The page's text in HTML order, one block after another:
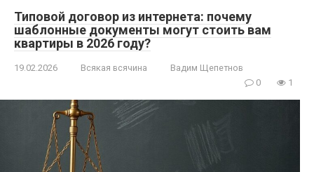
Типовой договор из интернета: почему
шаблонные документы могут стоить вам
квартиры в 2026 году?
19.02.2026 Всякая всячина
Вадим Щепетнов
0
1